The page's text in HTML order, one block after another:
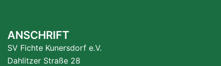
ANSCHRIFT
SV Fichte Kunersdorf e.V.
Dahlitzer Straße 28